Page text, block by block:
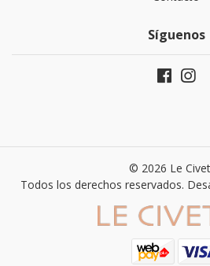
Síguenos
© 2026 Le
Todos los derechos reservados.